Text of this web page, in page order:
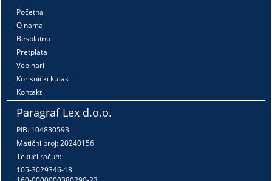
Početna
O nama
Besplatno
Pretplata
Vebinari
Korisnički kutak
Kontakt
Paragraf Lex d.o.o.
PIB: 104830593
Matični broj: 20240156
Tekući račun:
105-3029346-18